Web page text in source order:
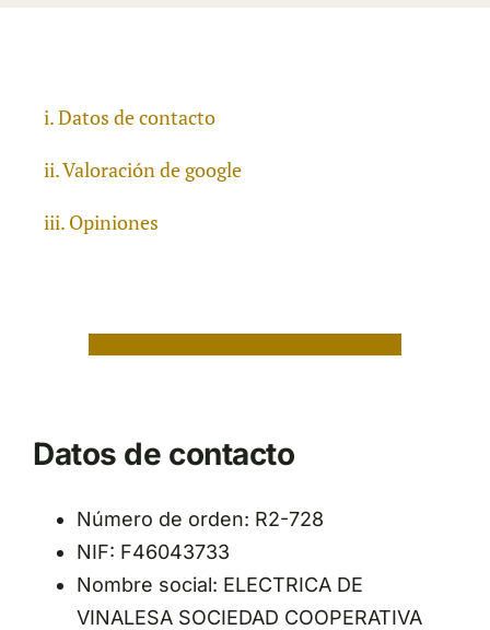
Datos de contacto
Valoración de google
Opiniones
Datos de contacto
Número de orden: R2-728
NIF: F46043733
Nombre social: ELECTRICA DE
VINALESA SOCIEDAD COOPERATIVA